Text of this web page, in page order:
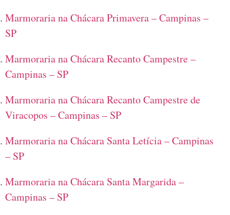
Marmoraria na Chácara Primavera – Campinas –
SP
Marmoraria na Chácara Recanto Campestre –
Campinas – SP
Marmoraria na Chácara Recanto Campestre de
Viracopos – Campinas – SP
Marmoraria na Chácara Santa Letícia – Campinas
– SP
Marmoraria na Chácara Santa Margarida –
Campinas – SP